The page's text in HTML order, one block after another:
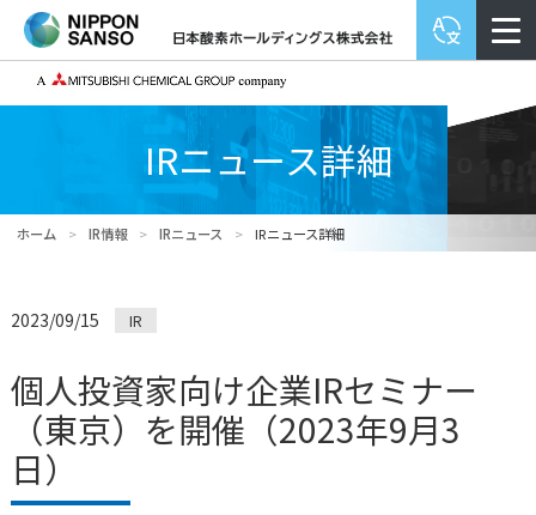
IRニュース詳細
ホーム > IR情報 > IRニュース > IRニュース詳細
2023/09/15 IR
個人投資家向け企業IRセミナー
（東京）を開催（2023年9月3
日）